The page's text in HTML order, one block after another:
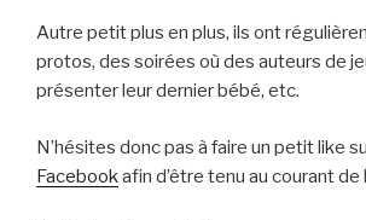
Autre petit plus en plus, ils ont
protos, des soirées où des auteurs de
présenter leur dernier bébé, etc.
N’hésites donc pas à faire un petit like
Facebookafin d’être tenu au courant